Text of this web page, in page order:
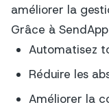
améliorer la
Grâce à
Automatisez
Réduire les
Améliorer la